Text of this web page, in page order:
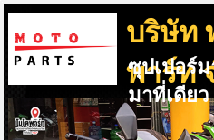
บริษัท
พาร์ท
ซุปเปอร์
มาที่เดีย